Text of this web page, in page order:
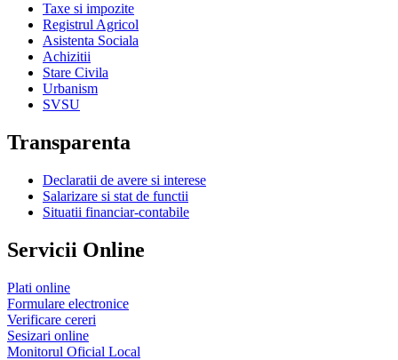
Taxe si impozite
Registrul Agricol
Asistenta Sociala
Achizitii
Stare Civila
Urbanism
SVSU
Transparenta
Declaratii de avere si interese
Salarizare si stat de functii
Situatii financiar-contabile
Servicii Online
Plati online
Formulare electronice
Verificare cereri
Sesizari online
Monitorul Oficial Local